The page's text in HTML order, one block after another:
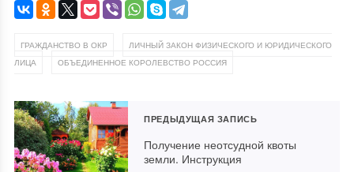
ГРАЖДАНСТВО В ОКР
ЛИЧНЫЙ ЗАКОН ФИЗИЧЕСКОГО И ЮРИДИЧЕСКОГО
ЛИЦА
ОБЪЕДИНЕННОЕ КОРОЛЕВСТВО РОССИЯ
ПРЕДЫДУЩАЯ ЗАПИСЬ
Получение неотсудной квоты
земли. Инструкция